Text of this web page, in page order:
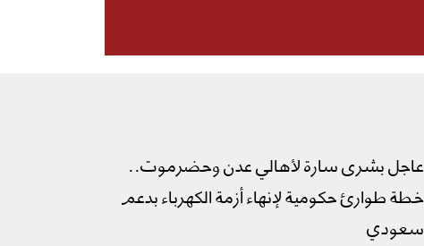
عاجل بشرى سارة لأهالي عدن وحضرموت..
خطة طوارئ حكومية لإنهاء أزمة الكهرباء بدعم
سعودي